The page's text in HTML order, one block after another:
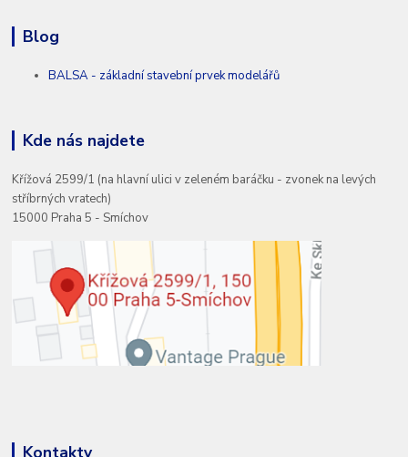
Blog
BALSA - základní stavební prvek modelářů
Kde nás najdete
Křížová 2599/1 (na hlavní ulici v zeleném baráčku - zvonek na levých
stříbrných vratech)
15000 Praha 5 - Smíchov
Kontakty